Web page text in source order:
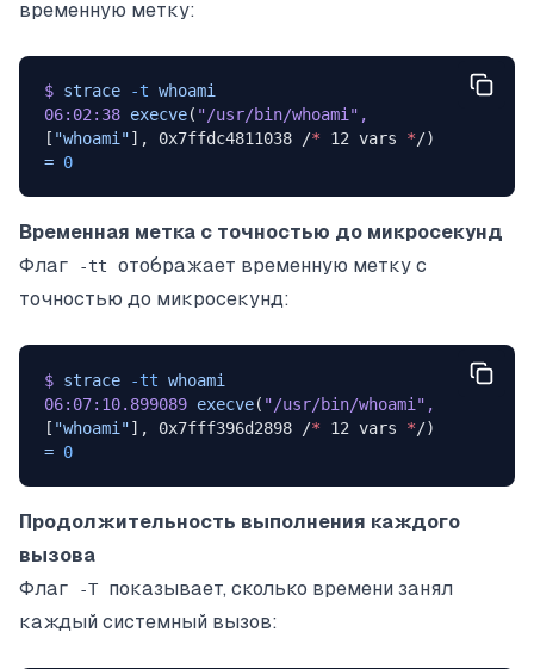
временную метку:
$ strace -t whoami
06:02:38 execve( "/usr/bin/whoami" ,
[ "whoami"], 0x7ffdc4811038 /* 12 vars */)
= 0
Временная метка с точностью до микросекунд
Флаг
-tt
отображает временную метку с
точностью до микросекунд:
$ strace -tt whoami
06:07:10.899089 execve( "/usr/bin/whoami" ,
[ "whoami"], 0x7fff396d2898 /* 12 vars */)
= 0
Продолжительность выполнения каждого
вызова
Флаг
-T
показывает, сколько времени занял
каждый системный вызов: